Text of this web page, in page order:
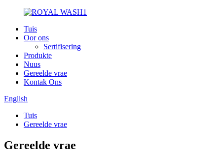
Tuis
Oor ons
Sertifisering
Produkte
Nuus
Gereelde vrae
Kontak Ons
English
Tuis
Gereelde vrae
Gereelde vrae